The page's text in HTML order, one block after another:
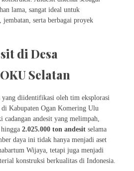
lama, sangat ideal untuk
serta berbagai proyek
di Desa
Selatan
yang diidentifikasi oleh tim eksplorasi
di Kabupaten Ogan Komering Ulu
andesit yang melimpah,
2.025.000 ton andesit selama
daya ini tidak hanya menjadi aset
Wijaya, tetapi juga menjadi
konstruksi berkualitas di Indonesia.